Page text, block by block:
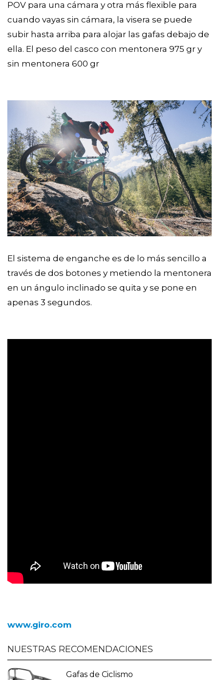
POV para una cámara y otra más flexible para
cuando vayas sin cámara, la visera se puede
subir hasta arriba para alojar las gafas debajo de
ella. El peso del casco con mentonera 975 gr y
sin mentonera 600 gr
El sistema de enganche es de lo más sencillo a
través de dos botones y metiendo la mentonera
en un ángulo inclinado se quita y se pone en
apenas 3 segundos.
www.giro.com
NUESTRAS RECOMENDACIONES
Gafas de Ciclismo